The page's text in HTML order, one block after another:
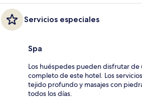
Servicios especiales
Spa
Los huéspedes pueden disfrutar de
completo de este hotel. Los
tejido profundo y masajes con
todos los días.